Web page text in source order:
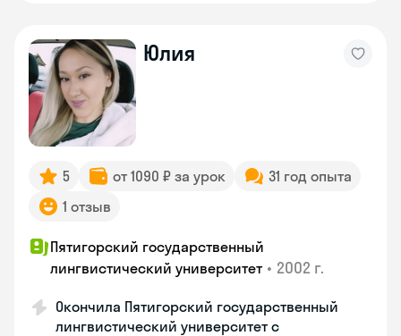
Юлия
5 от 1090 ₽ за урок
31 год опыта
1 отзыв
Пятигорский государственный
лингвистический университет • 2002 г.
Окончила Пятигорский государственный
лингвистический университет с